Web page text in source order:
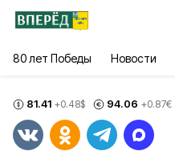
80 лет Победы Новости
81.41 +0.48$ 94.06 +0.87€